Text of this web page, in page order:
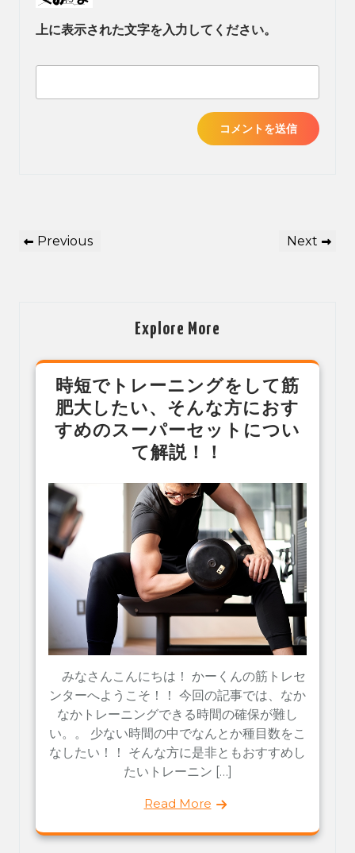
上に表示された文字を入力してください。
シ
Previous
Previous
Next
Next
Explore More
時短でトレーニングをして筋
肥大したい、そんな方におす
すめのスーパーセットについ
て解説！！
みなさんこんにちは！ かーくんの筋トレセ
ンターへようこそ！！ 今回の記事では、なか
なかトレーニングできる時間の確保が難し
い。。 少ない時間の中でなんとか種目数をこ
なしたい！！ そんな方に是非ともおすすめし
たいトレーニン […]
Read More